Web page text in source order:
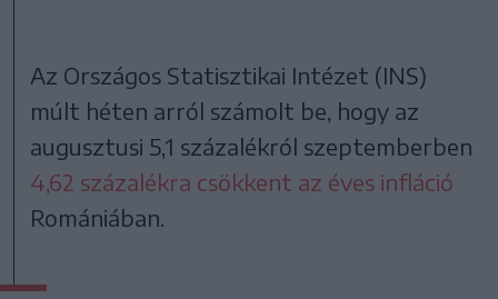
Az Országos Statisztikai Intézet (INS)
múlt héten arról számolt be, hogy az
augusztusi 5,1 százalékról szeptemberben
4,62 százalékra csökkent az éves infláció
Romániában.